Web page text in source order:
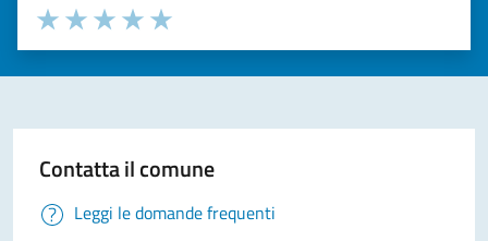
Valuta la chiarezza delle informazioni (da 1 a 5 stelle)
Seleziona il numero di stelle per valutare la chiarezza delle
Valuta 5 stelle su 5
Valuta 4 stelle su 5
Valuta 3 stelle su 5
Valuta 2 stelle su 5
Valuta 1 stelle su 5
Contatta il comune
Leggi le domande frequenti